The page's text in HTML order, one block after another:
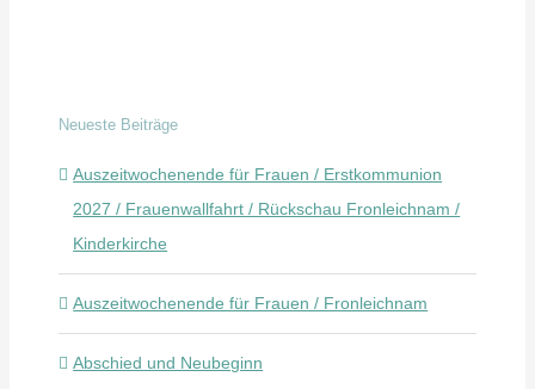
Neueste Beiträge
Auszeitwochenende für Frauen / Erstkommunion
2027 / Frauenwallfahrt / Rückschau Fronleichnam /
Kinderkirche
Auszeitwochenende für Frauen / Fronleichnam
Abschied und Neubeginn